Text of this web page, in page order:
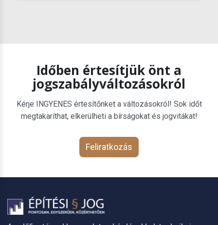
Időben értesítjük önt a
jogszabályváltozásokról
Kérje INGYENES értesítőnket a változásokról! Sok időt
megtakaríthat, elkerülheti a bírságokat és jogvitákat!
Feliratkozás